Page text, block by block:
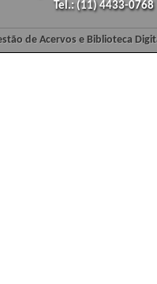
Tel.: (11) 4433-
de Acervos e Biblioteca